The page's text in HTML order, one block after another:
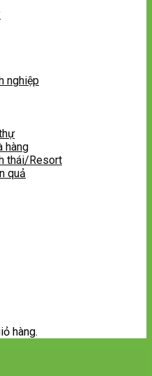
nghiệp
hàng
thái/Resort
quả
hàng.